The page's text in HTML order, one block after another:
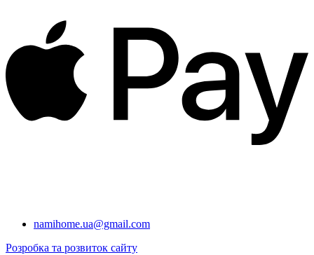
namihome.ua@gmail.com
Розробка та розвиток сайту